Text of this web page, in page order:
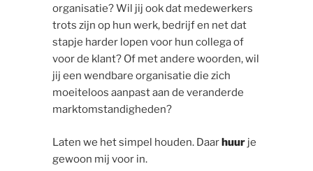
organisatie? Wil jij ook dat medewerkers
trots zijn op hun werk, bedrijf en net dat
stapje harder lopen voor hun collega of
voor de klant? Of met andere woorden, wil
jij een wendbare organisatie die zich
moeiteloos aanpast aan de veranderde
marktomstandigheden?
Laten we het simpel houden. Daarhuur je
gewoon mij voor in.